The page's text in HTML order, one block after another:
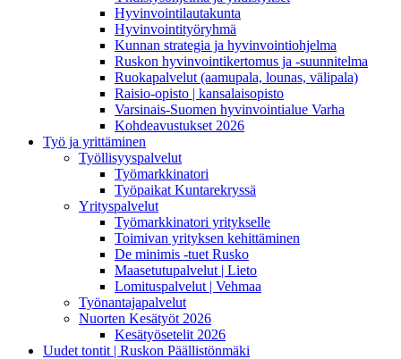
Hyvinvointilautakunta
Hyvinvointityöryhmä
Kunnan strategia ja hyvinvointiohjelma
Ruskon hyvinvointikertomus ja -suunnitelma
Ruokapalvelut (aamupala, lounas, välipala)
Raisio-opisto | kansalaisopisto
Varsinais-Suomen hyvinvointialue Varha
Kohdeavustukset 2026
Työ ja yrittäminen
Työllisyyspalvelut
Työmarkkinatori
Työpaikat Kuntarekryssä
Yrityspalvelut
Työmarkkinatori yritykselle
Toimivan yrityksen kehittäminen
De minimis -tuet Rusko
Maasetutupalvelut | Lieto
Lomituspalvelut | Vehmaa
Työnantajapalvelut
Nuorten Kesätyöt 2026
Kesätyösetelit 2026
Uudet tontit | Ruskon Päällistönmäki